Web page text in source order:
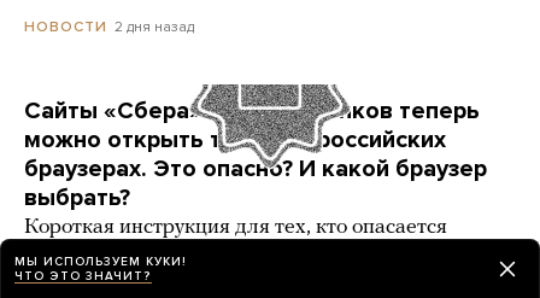
НОВОСТИ 2 дня назад
Сайты «Сбера» и других банков теперь
можно открыть только в российских
браузерах. Это опасно? И какой браузер
выбрать?
Короткая инструкция для тех, кто опасается
переходить на продукты «Яндекса» и VK
МЫ ИСПОЛЬЗУЕМ КУКИ!
ЧТО ЭТО ЗНАЧИТ?